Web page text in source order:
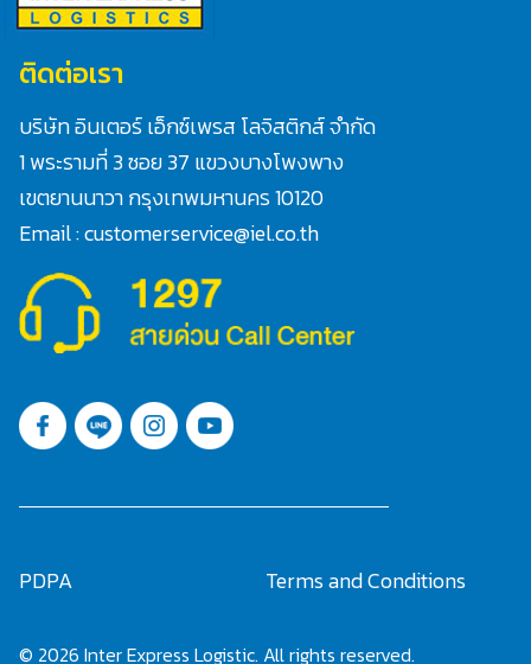
ติดต่อเรา
บริษัท อินเตอร์ เอ็กซ์เพรส โลจิสติกส์ จำกัด
1 พระรามที่ 3 ซอย 37 แขวงบางโพงพาง
เขตยานนาวา กรุงเทพมหานคร 10120
Email : customerservice@iel.co.th
PDPA Terms and Conditions
© 2026 Inter Express Logistic. All rights reserved.